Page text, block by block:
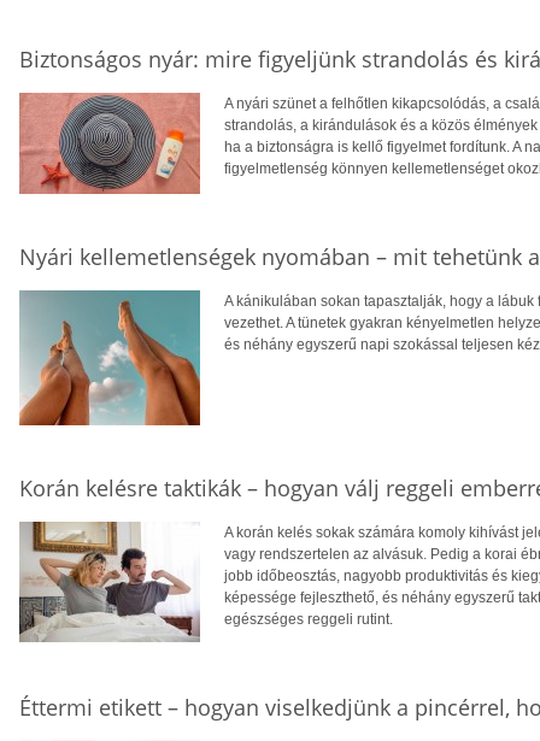
Biztonságos nyár: mire figyeljünk strandolás és
A nyári szünet a felhőtlen kikapcsolódás, a
strandolás, a kirándulások és a közös
ha a biztonságra is kellő figyelmet fordítunk. A
figyelmetlenség könnyen kellemetlenséget
Nyári kellemetlenségek nyomában – mit tehetünk
A kánikulában sokan tapasztalják, hogy a
vezethet. A tünetek gyakran kényelmetlen
és néhány egyszerű napi szokással teljesen
Korán kelésre taktikák – hogyan válj reggeli
A korán kelés sokak számára komoly kihívást
vagy rendszertelen az alvásuk. Pedig a korai
jobb időbeosztás, nagyobb produktivitás és
képessége fejleszthető, és néhány egyszerű
egészséges reggeli rutint.
Éttermi etikett – hogyan viselkedjünk a pincérrel,